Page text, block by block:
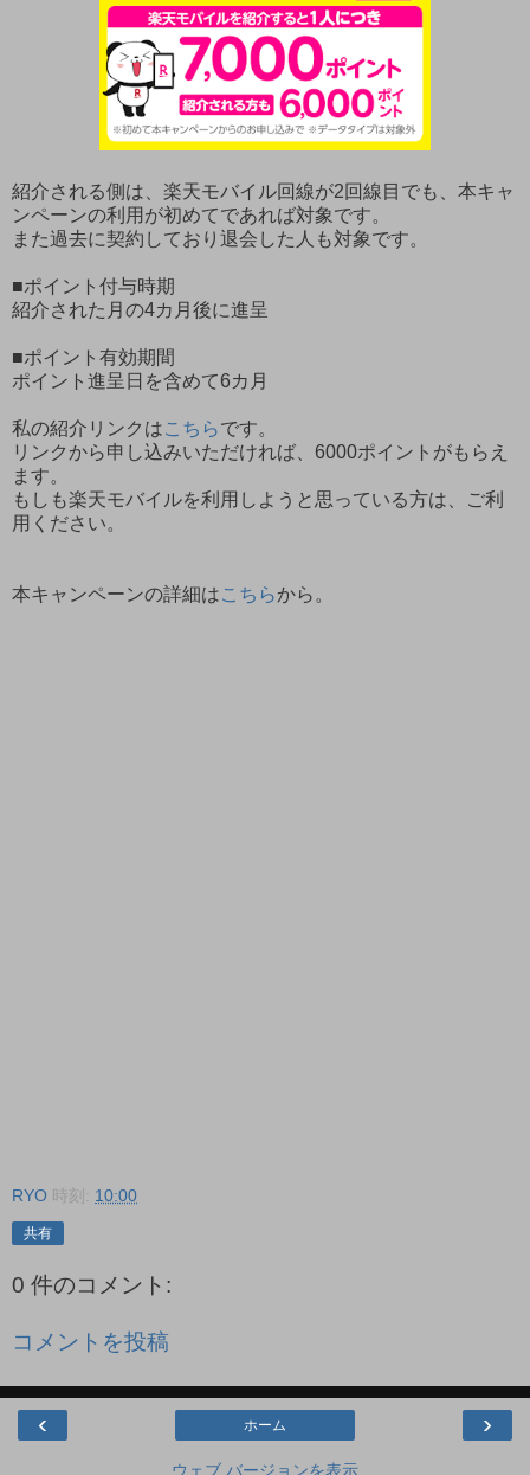
紹介される側は、楽天モバイル回線が2回線目でも、本キャ
ンペーンの利用が初めてであれば対象です。
また過去に契約しており退会した人も対象です。
■ポイント付与時期
紹介された月の4カ月後に進呈
■ポイント有効期間
ポイント進呈日を含めて6カ月
私の紹介リンクはこちらです。
リンクから申し込みいただければ、6000ポイントがもらえ
ます。
もしも楽天モバイルを利用しようと思っている方は、ご利
用ください。
本キャンペーンの詳細はこちらから。
RYO 時刻: 10:00
共有
0 件のコメント:
コメントを投稿
‹ ›
ホーム
ウェブ バージョンを表示